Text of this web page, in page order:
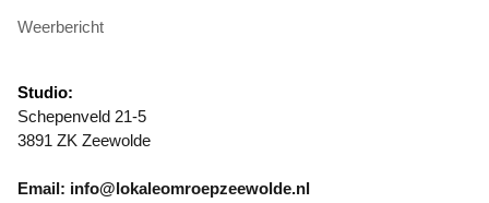
Weerbericht
Studio:
Schepenveld 21-5
3891 ZK Zeewolde
Email: info@lokaleomroepzeewolde.nl